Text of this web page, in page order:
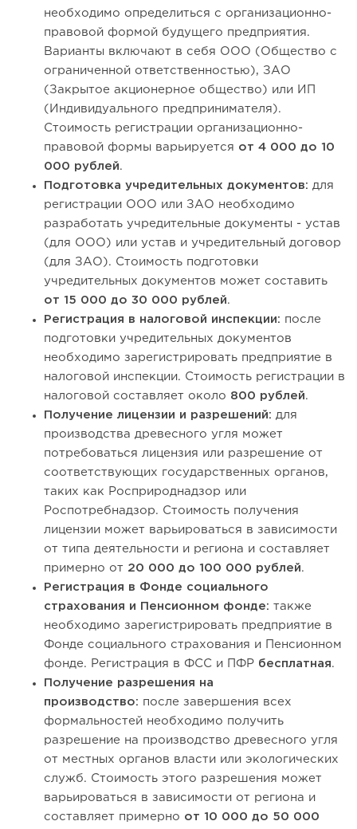
необходимо определиться с организационно-
правовой формой будущего предприятия.
Варианты включают в себя ООО (Общество с
ограниченной ответственностью), ЗАО
(Закрытое акционерное общество) или ИП
(Индивидуального предпринимателя).
Стоимость регистрации организационно-
правовой формы варьируется от 4 000 до 10
000 рублей.
Подготовка учредительных документов: для
регистрации ООО или ЗАО необходимо
разработать учредительные документы - устав
(для ООО) или устав и учредительный договор
(для ЗАО). Стоимость подготовки
учредительных документов может составить
от 15 000 до 30 000 рублей.
Регистрация в налоговой инспекции: после
подготовки учредительных документов
необходимо зарегистрировать предприятие в
налоговой инспекции. Стоимость регистрации в
налоговой составляет около 800 рублей.
Получение лицензии и разрешений: для
производства древесного угля может
потребоваться лицензия или разрешение от
соответствующих государственных органов,
таких как Росприроднадзор или
Роспотребнадзор. Стоимость получения
лицензии может варьироваться в зависимости
от типа деятельности и региона и составляет
примерно от 20 000 до 100 000 рублей.
Регистрация в Фонде социального
страхования и Пенсионном фонде: также
необходимо зарегистрировать предприятие в
Фонде социального страхования и Пенсионном
фонде. Регистрация в ФСС и ПФР бесплатная.
Получение разрешения на
производство: после завершения всех
формальностей необходимо получить
разрешение на производство древесного угля
от местных органов власти или экологических
служб. Стоимость этого разрешения может
варьироваться в зависимости от региона и
составляет примерно от 10 000 до 50 000